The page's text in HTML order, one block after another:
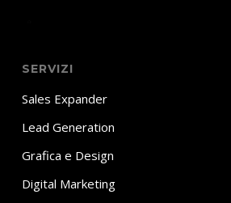
SERVIZI
Sales Expander
Lead Generation
Grafica e Design
Digital Marketing